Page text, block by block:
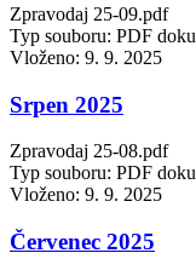
Zpravodaj 25-09.pdf
Typ souboru: PDF
Vloženo: 9. 9. 2025
Srpen 2025
Zpravodaj 25-08.pdf
Typ souboru: PDF
Vloženo: 9. 9. 2025
Červenec 2025